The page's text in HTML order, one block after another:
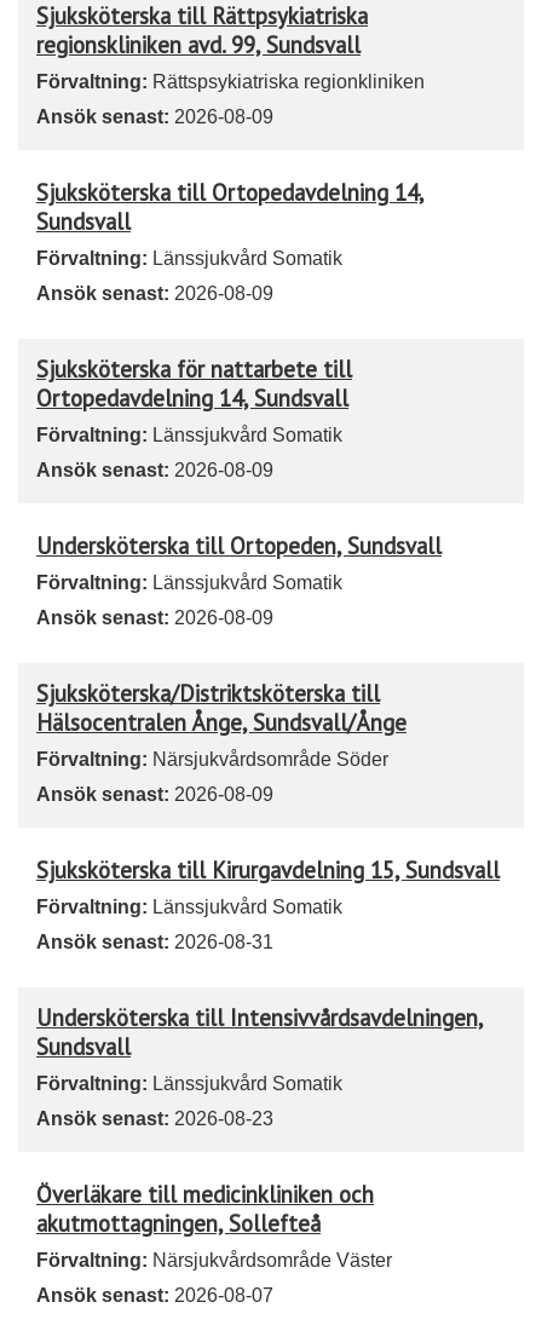
Sjuksköterska till Rättpsykiatriska
regionskliniken avd. 99, Sundsvall
Förvaltning: Rättspsykiatriska regionkliniken
Ansök senast: 2026-08-09
Sjuksköterska till Ortopedavdelning 14,
Sundsvall
Förvaltning: Länssjukvård Somatik
Ansök senast: 2026-08-09
Sjuksköterska för nattarbete till
Ortopedavdelning 14, Sundsvall
Förvaltning: Länssjukvård Somatik
Ansök senast: 2026-08-09
Undersköterska till Ortopeden, Sundsvall
Förvaltning: Länssjukvård Somatik
Ansök senast: 2026-08-09
Sjuksköterska/Distriktsköterska till
Hälsocentralen Ånge, Sundsvall/Ånge
Förvaltning: Närsjukvårdsområde Söder
Ansök senast: 2026-08-09
Sjuksköterska till Kirurgavdelning 15, Sundsvall
Förvaltning: Länssjukvård Somatik
Ansök senast: 2026-08-31
Undersköterska till Intensivvårdsavdelningen,
Sundsvall
Förvaltning: Länssjukvård Somatik
Ansök senast: 2026-08-23
Överläkare till medicinkliniken och
akutmottagningen, Sollefteå
Förvaltning: Närsjukvårdsområde Väster
Ansök senast: 2026-08-07